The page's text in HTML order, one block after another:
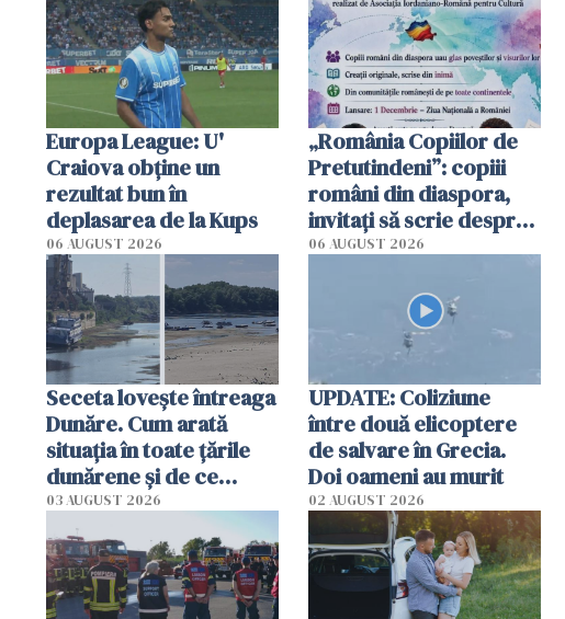
Europa League: U'
Craiova obține un
rezultat bun în
deplasarea de la Kups
06 AUGUST 2026
„România Copiilor de
Pretutindeni”: copiii
români din diaspora,
invitați să scrie despre
România într-un volum
06 AUGUST 2026
Seceta lovește întreaga
Dunăre. Cum arată
situația în toate țările
dunărene și de ce
România resimte
efectele, deși a plouat
în iulie
03 AUGUST 2026
UPDATE: Coliziune
între două elicoptere
de salvare în Grecia.
Doi oameni au murit
02 AUGUST 2026